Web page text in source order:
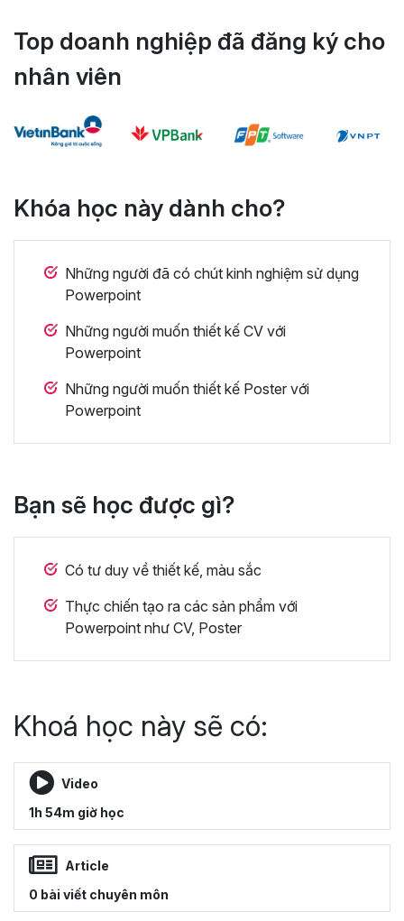
Top doanh nghiệp đã đăng ký cho
nhân viên
Khóa học này dành cho?
Những người đã có chút kinh nghiệm sử dụng
Powerpoint
Những người muốn thiết kế CV với
Powerpoint
Những người muốn thiết kế Poster với
Powerpoint
Bạn sẽ học được gì?
Có tư duy về thiết kế, màu sắc
Thực chiến tạo ra các sản phẩm với
Powerpoint như CV, Poster
Khoá học này sẽ có:
Video
1h 54m giờ học
Article
0 bài viết chuyên môn